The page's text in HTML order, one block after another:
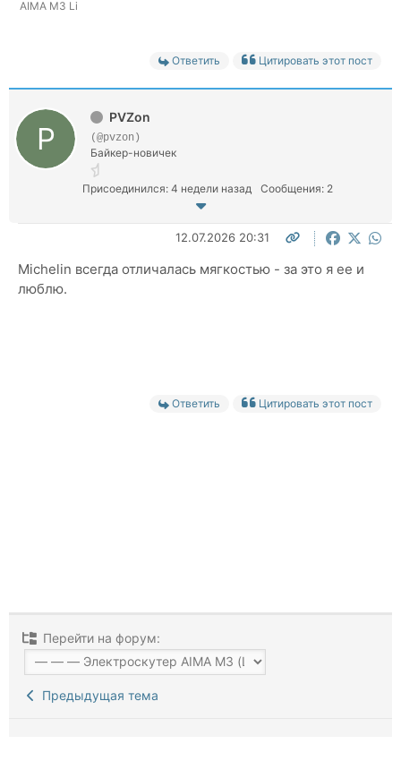
AIMA M3 Li
Ответить Цитировать этот пост
PVZon
(@pvzon)
Байкер-новичек
Присоединился: 4 недели назад Сообщения: 2
12.07.2026 20:31
Michelin всегда отличалась мягкостью - за это я ее и
люблю.
Ответить Цитировать этот пост
Перейти на форум:
Предыдущая тема